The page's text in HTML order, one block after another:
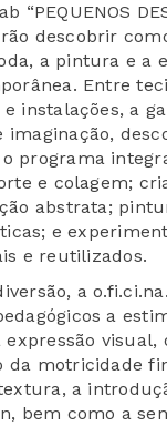
“PEQUENOS
descobrir
a pintura e a
Entre
instalações, a
imaginação,
programa
e colagem;
abstrata;
e
e reutilizados.
a
a
visual,
da motricidade
a
bem como a